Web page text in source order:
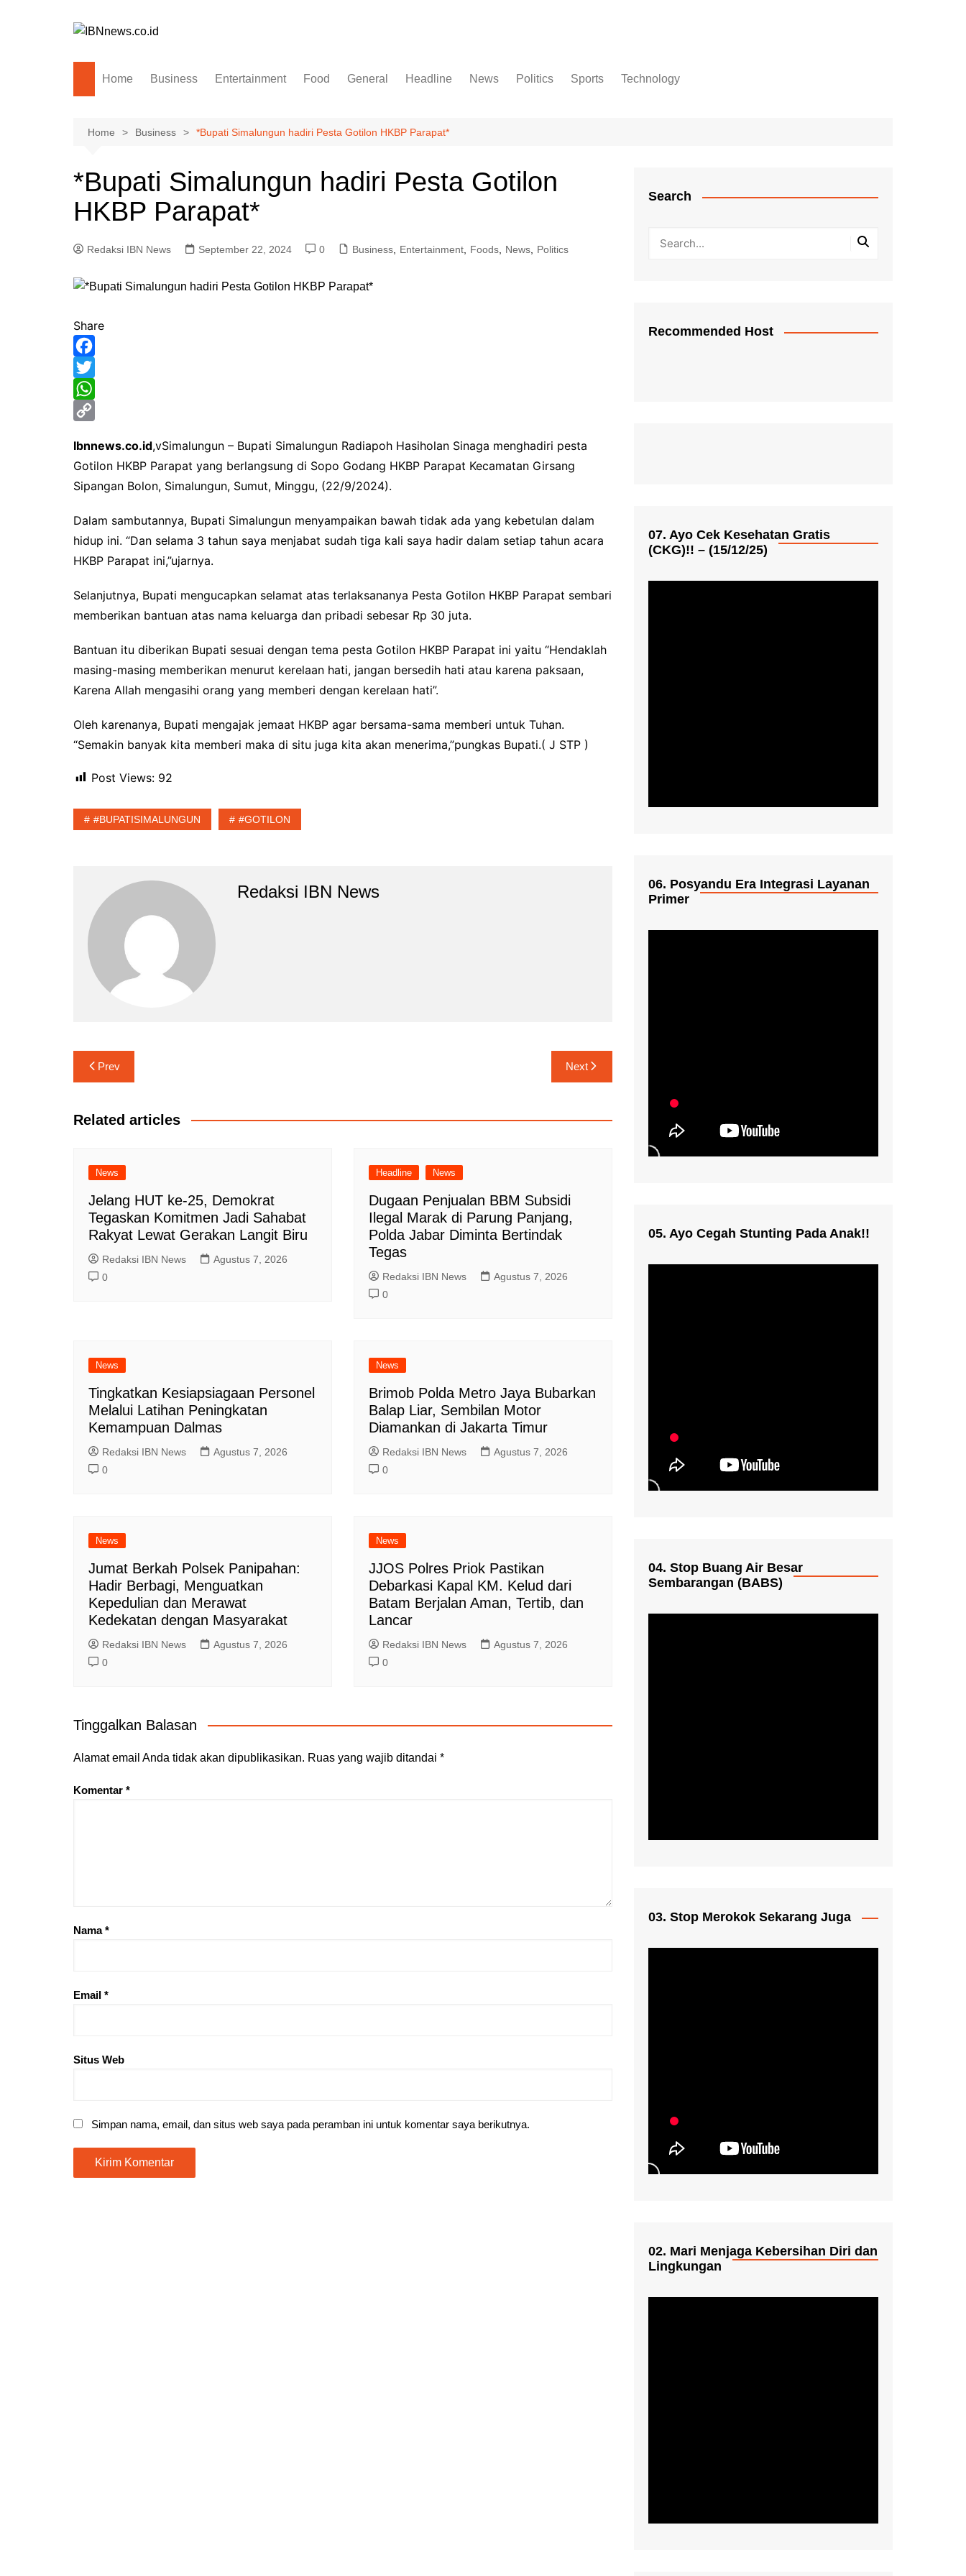
Home Business Entertainment Food General Headline News Politics Sports Technology
Home Business *Bupati Simalungun hadiri Pesta Gotilon HKBP Parapat*
*Bupati Simalungun hadiri Pesta Gotilon
HKBP Parapat*
Redaksi IBN News September 22, 2024 0 Business, Entertainment, Foods, News, Politics
Share
F
a
c
b
o
k
T
w
t
t
r
W
a
t
A
p
p
o
p
L
i
n
Ibnnews.co.id,vSimalungun – Bupati Simalungun Radiapoh Hasiholan Sinaga menghadiri pesta
Gotilon HKBP Parapat yang berlangsung di Sopo Godang HKBP Parapat Kecamatan Girsang
Sipangan Bolon, Simalungun, Sumut, Minggu, (22/9/2024).
Dalam sambutannya, Bupati Simalungun menyampaikan bawah tidak ada yang kebetulan dalam
hidup ini. “Dan selama 3 tahun saya menjabat sudah tiga kali saya hadir dalam setiap tahun acara
HKBP Parapat ini,”ujarnya.
Selanjutnya, Bupati mengucapkan selamat atas terlaksananya Pesta Gotilon HKBP Parapat sembari
memberikan bantuan atas nama keluarga dan pribadi sebesar Rp 30 juta.
Bantuan itu diberikan Bupati sesuai dengan tema pesta Gotilon HKBP Parapat ini yaitu “Hendaklah
masing-masing memberikan menurut kerelaan hati, jangan bersedih hati atau karena paksaan,
Karena Allah mengasihi orang yang memberi dengan kerelaan hati”.
Oleh karenanya, Bupati mengajak jemaat HKBP agar bersama-sama memberi untuk Tuhan.
“Semakin banyak kita memberi maka di situ juga kita akan menerima,”pungkas Bupati.( J STP )
Post Views: 92
#BUPATISIMALUNGUN #GOTILON
Redaksi IBN News
Navigasi
pos
Prev Next
Related articles
News
Jelang HUT ke-25, Demokrat
Tegaskan Komitmen Jadi Sahabat
Rakyat Lewat Gerakan Langit Biru
Redaksi IBN News
Agustus 7, 2026
0
Headline News
Dugaan Penjualan BBM Subsidi
Ilegal Marak di Parung Panjang,
Polda Jabar Diminta Bertindak
Tegas
Redaksi IBN News
Agustus 7, 2026
0
News
Tingkatkan Kesiapsiagaan Personel
Melalui Latihan Peningkatan
Kemampuan Dalmas
Redaksi IBN News
Agustus 7, 2026
0
News
Brimob Polda Metro Jaya Bubarkan
Balap Liar, Sembilan Motor
Diamankan di Jakarta Timur
Redaksi IBN News
Agustus 7, 2026
0
News
Jumat Berkah Polsek Panipahan:
Hadir Berbagi, Menguatkan
Kepedulian dan Merawat
Kedekatan dengan Masyarakat
Redaksi IBN News
Agustus 7, 2026
0
News
JJOS Polres Priok Pastikan
Debarkasi Kapal KM. Kelud dari
Batam Berjalan Aman, Tertib, dan
Lancar
Redaksi IBN News
Agustus 7, 2026
0
Tinggalkan Balasan
Alamat email Anda tidak akan dipublikasikan. Ruas yang wajib ditandai *
Komentar *
Nama*
Email *
Situs Web
Simpan nama, email, dan situs web saya pada peramban ini untuk komentar saya berikutnya.
Search
Recommended Host
07. Ayo Cek Kesehatan Gratis
(CKG)!! – (15/12/25)
06. Posyandu Era Integrasi Layanan
Primer
05. Ayo Cegah Stunting Pada Anak!!
04. Stop Buang Air Besar
Sembarangan (BABS)
03. Stop Merokok Sekarang Juga
02. Mari Menjaga Kebersihan Diri dan
Lingkungan